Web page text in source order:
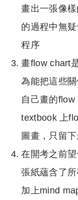
畫出一張像
的過程中無
程序
畫flow chart
為能把這些
自己畫的
textbook 上
圖畫，只留
在開考之前
張紙蘊含了
加上mind